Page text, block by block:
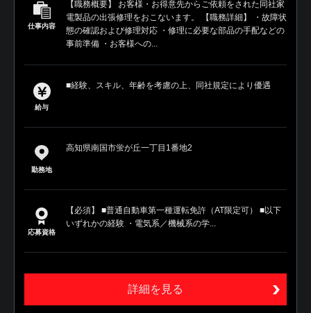
仕事内容
【職務概要】 お客様・お得意先からご依頼をされた同社家
電製品の出張修理をおこないます。 【職務詳細】 ・故障状
態の確認および修理対応 ・修理に必要な部品の手配などの
事前準備 ・お客様への...
給与
■経験、スキル、年齢を考慮の上、同社規定により優遇
勤務地
高知県南国市蛍が丘一丁目1番地2
応募資格
【必須】 ■普通自動車第一種運転免許（AT限定可） ■以下
いずれかの経験 ・電気系／機械系の学...
詳細を見る